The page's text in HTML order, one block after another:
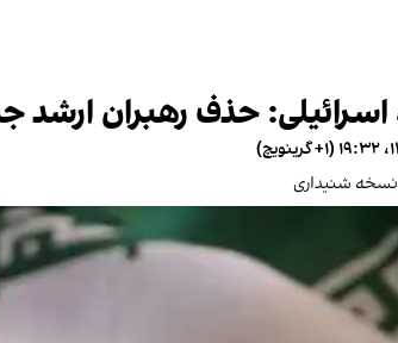
اسرائیلی: حذف رهبران
شنیداری